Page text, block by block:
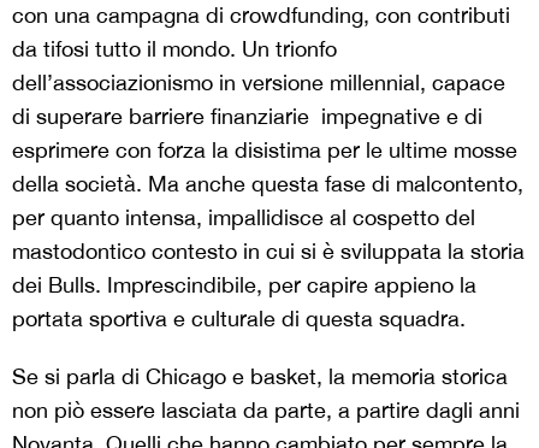
con una campagna di crowdfunding, con contributi
da tifosi tutto il mondo. Un trionfo
dell’associazionismo in versione millennial, capace
di superare barriere finanziarie impegnative e di
esprimere con forza la disistima per le ultime mosse
della società. Ma anche questa fase di malcontento,
per quanto intensa, impallidisce al cospetto del
mastodontico contesto in cui si è sviluppata la storia
dei Bulls. Imprescindibile, per capire appieno la
portata sportiva e culturale di questa squadra.
Se si parla di Chicago e basket, la memoria storica
non piò essere lasciata da parte, a partire dagli anni